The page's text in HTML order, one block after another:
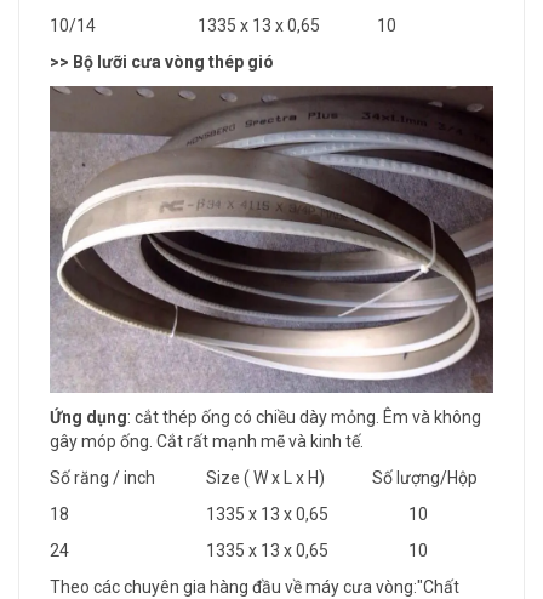
10/14 1335 x 13 x 0,65
10
>> Bộ lưỡi cưa vòng thép gió
Ứng dụng: cắt thép ống có chiều dày mỏng. Êm và không
gây móp ống. Cắt rất mạnh mẽ và kinh tế.
Số răng / inch Size ( W x L x H)
Số lượng/Hộp
18
1335 x 13 x 0,65
10
24
1335 x 13 x 0,65
10
Theo các chuyên gia hàng đầu về máy cưa vòng:"Chất